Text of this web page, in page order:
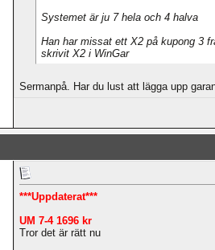
Systemet är ju 7 hela och 4 halva
Han har missat ett X2 på kupong 3
skrivit X2 i WinGar
Sermanpå. Har du lust att lägga upp
***Uppdaterat***
UM 7-4 1696 kr
Tror det är rätt nu